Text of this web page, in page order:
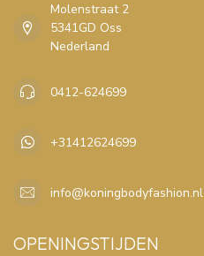
Molenstraat 2
5341GD Oss
Nederland
0412-624699
+31412624699
info@koningbodyfashion.nl
OPENINGSTIJDEN